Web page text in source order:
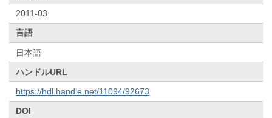
2011-03
言語
日本語
ハンドルURL
https://hdl.handle.net/11094/92673
DOI